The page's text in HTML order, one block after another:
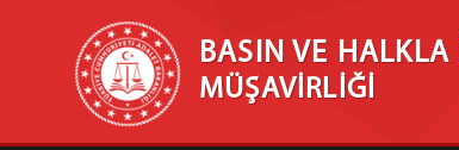
BASIN VE HALKLA
MÜŞAVİRLİĞİ